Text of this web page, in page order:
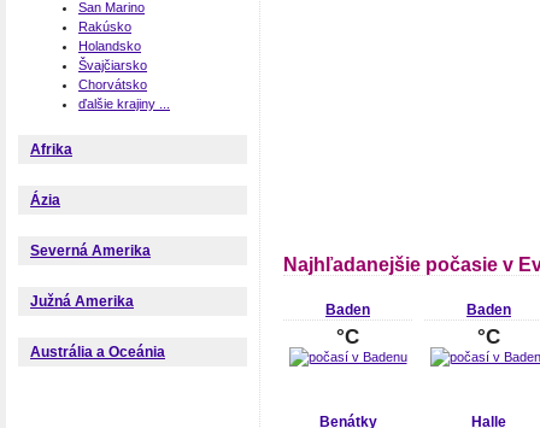
San Marino
Rakúsko
Holandsko
Švajčiarsko
Chorvátsko
ďalšie krajiny ...
Afrika
Ázia
Severná Amerika
Južná Amerika
Austrália a Oceánia
Najhľadanejšie počasie v
Baden
°C
Baden
°C
Benátky Halle